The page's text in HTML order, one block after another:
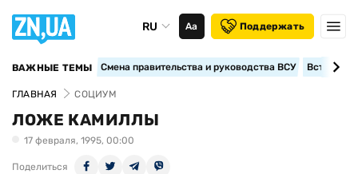
RU Аа Поддержать
ВАЖНЫЕ ТЕМЫ Смена правительства и руководства ВСУ
ГЛАВНАЯ СОЦИУМ
ЛОЖЕ КAМИЛЛЫ
17 февраля, 1995, 00:00
Поделиться